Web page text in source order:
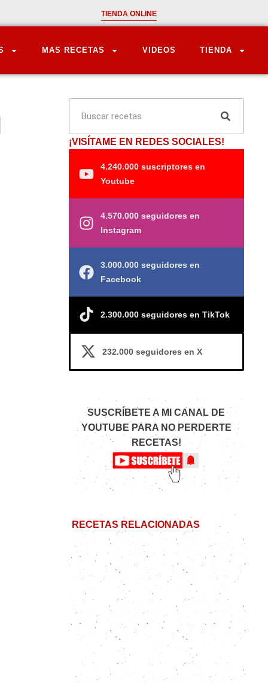
TIENDA ONLINE
MAS RECETAS VIDEOS TIENDA
¡VISÍTAME EN REDES SOCIALES!
4.240.000 suscriptores en
Youtube
4.570.000 seguidores en
Instagram
3.000.000 seguidores en
Facebook
2.300.000 seguidores en TikTok
232.000 seguidores en X
SUSCRÍBETE A MI CANAL DE
YOUTUBE PARA NO PERDERTE
RECETAS!
RECETAS RELACIONADAS
San Jacobo: un clásico de jamón y
queso, para hacer y disfrutar en
casa.
¡Felices fiestas! – Fin de temporada
Enfrijoladas: la mejor combinación
con tortillas de maíz y frijoles